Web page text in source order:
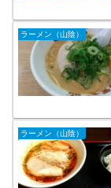
ラーメン（山陰）
ラーメン（山陰）